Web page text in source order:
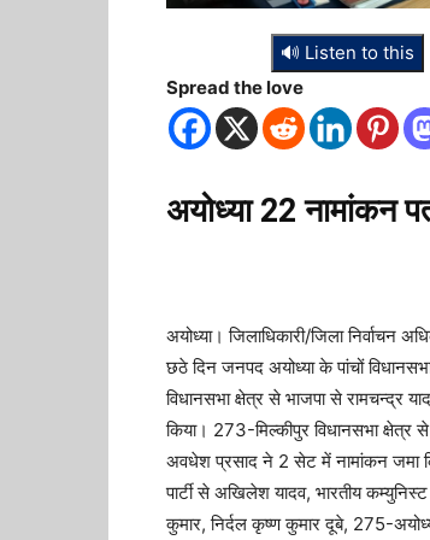
🔊 Listen to this
Spread the love
अयोध्या 22 नामांकन
अयोध्या। जिलाधिकारी/जिला निर्वाचन
छठे दिन जनपद अयोध्या के पांचों
विधानसभा क्षेत्र से भाजपा से
किया। 273-मिल्कीपुर विधानसभा
अवधेश प्रसाद ने 2 सेट में नामांकन जमा
पार्टी से अखिलेश यादव, भारतीय कम्युनिस्ट
कुमार, निर्दल कृष्ण कुमार दूबे, 275-